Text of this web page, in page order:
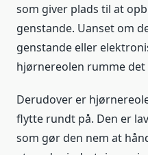
som giver plads til at
genstande. Uanset om
genstande eller
hjørnereolen rumme det
Derudover er
flytte rundt på. Den er
som gør den nem at